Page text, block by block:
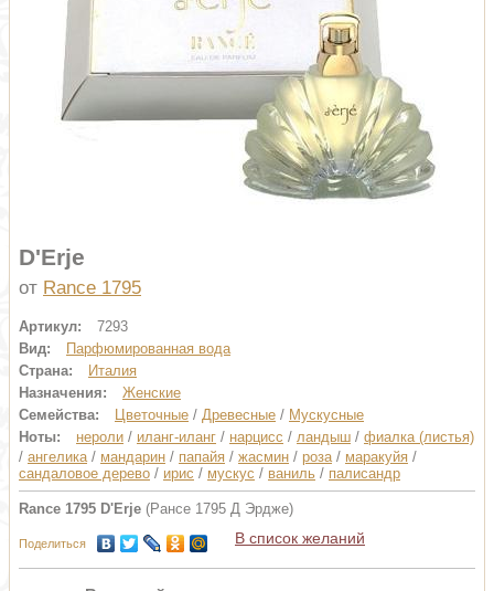
D'Erje
от Rance 1795
Артикул:
7293
Вид:
Парфюмированная вода
Страна:
Италия
Назначения:
Женские
Семейства:
Цветочные / Древесные / Мускусные
Ноты:
нероли / иланг-иланг / нарцисс / ландыш / фиалка (листья)
/ ангелика/ мандарин / папайя / жасмин / роза/ маракуйя /
сандаловое дерево / ирис / мускус / ваниль / палисандр
Rance 1795 D'Erje (Рансе 1795 Д Эрдже)
Поделиться В список желаний